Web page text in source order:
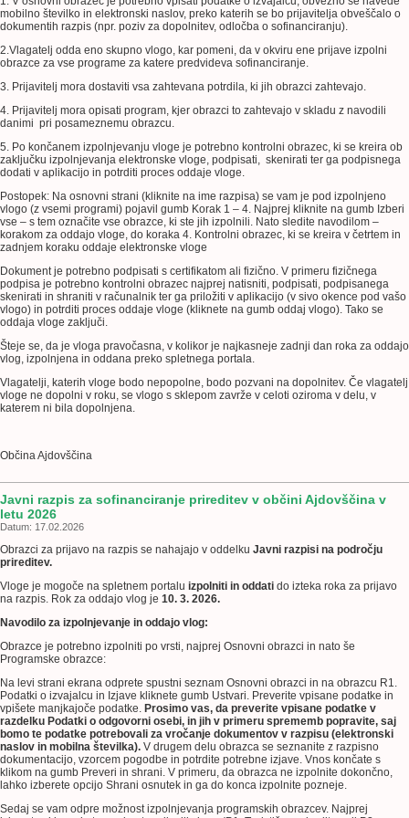
mobilno številko in elektronski naslov, preko katerih se bo prijavitelja obveščalo o
dokumentih razpis (npr. poziv za dopolnitev, odločba o sofinanciranju).
2.Vlagatelj odda eno skupno vlogo, kar pomeni, da v okviru ene prijave izpolni
obrazce za vse programe za katere predvideva sofinanciranje.
3. Prijavitelj mora dostaviti vsa zahtevana potrdila, ki jih obrazci zahtevajo.
4. Prijavitelj mora opisati program, kjer obrazci to zahtevajo v skladu z navodili
danimi pri posameznemu obrazcu.
5. Po končanem izpolnjevanju vloge je potrebno kontrolni obrazec, ki se kreira ob
zaključku izpolnjevanja elektronske vloge, podpisati, skenirati ter ga podpisnega
dodati v aplikacijo in potrditi proces oddaje vloge.
Postopek: Na osnovni strani (kliknite na ime razpisa) se vam je pod izpolnjeno
vlogo (z vsemi programi) pojavil gumb Korak 1 – 4. Najprej kliknite na gumb Izberi
vse – s tem označite vse obrazce, ki ste jih izpolnili. Nato sledite navodilom –
korakom za oddajo vloge, do koraka 4. Kontrolni obrazec, ki se kreira v četrtem in
zadnjem koraku oddaje elektronske vloge
Dokument je potrebno podpisati s certifikatom ali fizično. V primeru fizičnega
podpisa je potrebno kontrolni obrazec najprej natisniti, podpisati, podpisanega
skenirati in shraniti v računalnik ter ga priložiti v aplikacijo (v sivo okence pod vašo
vlogo) in potrditi proces oddaje vloge (kliknete na gumb oddaj vlogo). Tako se
oddaja vloge zaključi.
Šteje se, da je vloga pravočasna, v kolikor je najkasneje zadnji dan roka za oddajo
vlog, izpolnjena in oddana preko spletnega portala.
Vlagatelji, katerih vloge bodo nepopolne, bodo pozvani na dopolnitev. Če vlagatelj
vloge ne dopolni v roku, se vlogo s sklepom zavrže v celoti oziroma v delu, v
katerem ni bila dopolnjena.
Občina Ajdovščina
Javni razpis za sofinanciranje prireditev v občini Ajdovščina v
letu 2026
Datum: 17.02.2026
Obrazci za prijavo na razpis se nahajajo v oddelku Javni razpisi na področju
prireditev.
Vloge je mogoče na spletnem portalu izpolniti in oddati do izteka roka za prijavo
na razpis. Rok za oddajo vlog je 10. 3. 2026.
Navodilo za izpolnjevanje in oddajo vlog:
Obrazce je potrebno izpolniti po vrsti, najprej Osnovni obrazci in nato še
Programske obrazce:
Na levi strani ekrana odprete spustni seznam Osnovni obrazci in na obrazcu R1.
Podatki o izvajalcu in Izjave kliknete gumb Ustvari. Preverite vpisane podatke in
vpišete manjkajoče podatke. Prosimo vas, da preverite vpisane podatke v
razdelku Podatki o odgovorni osebi, in jih v primeru sprememb popravite, saj
bomo te podatke potrebovali za vročanje dokumentov v razpisu (elektronski
naslov in mobilna številka). V drugem delu obrazca se seznanite z razpisno
dokumentacijo, vzorcem pogodbe in potrdite potrebne izjave. Vnos končate s
klikom na gumb Preveri in shrani. V primeru, da obrazca ne izpolnite dokončno,
lahko izberete opcijo Shrani osnutek in ga do konca izpolnite pozneje.
Sedaj se vam odpre možnost izpolnjevanja programskih obrazcev. Najprej